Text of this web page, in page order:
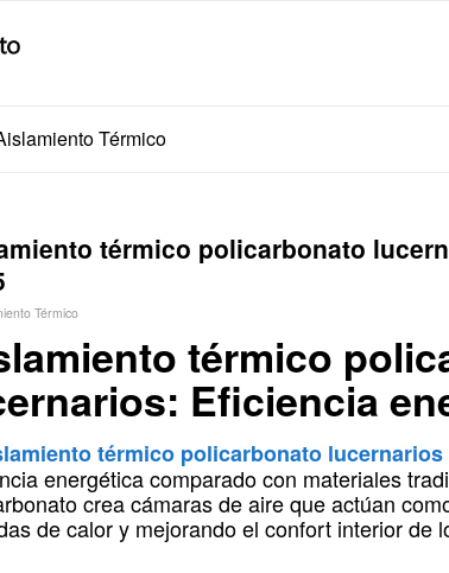
Térmico
térmico policarbonato
Térmico
térmico
Eficiencia
térmico policarbonato lucernarios
energética comparado con materiales
crea cámaras de aire que actúan
de calor y mejorando el confort interior de